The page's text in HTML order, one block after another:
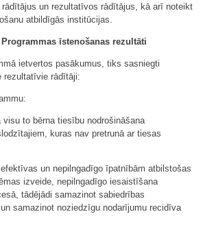
un rezultatīvos rādītājus, kā arī noteikt
atbildīgās institūcijas.
Programmas īstenošanas rezultāti
ietvertos pasākumus, tiks sasniegti
rezultatīvie rādītāji:
to bērna tiesību nodrošināšana
kuras nav pretrunā ar tiesas
un nepilngadīgo īpatnībām atbilstošas
izveide, nepilngadīgo iesaistīšana
tādējādi samazinot sabiedrības
samazinot noziedzīgu nodarījumu recidīva